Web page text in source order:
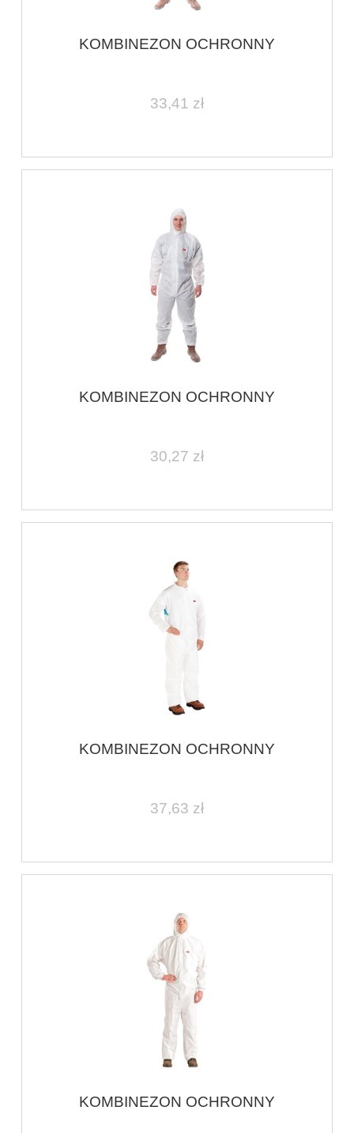
KOMBINEZON OCHRONNY
33,41 zł
KOMBINEZON OCHRONNY
30,27 zł
KOMBINEZON OCHRONNY
37,63 zł
KOMBINEZON OCHRONNY